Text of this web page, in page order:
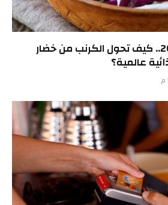
بطل المطبخ في 2026.. كيف تحول الكرنب من خضار
عالمية؟